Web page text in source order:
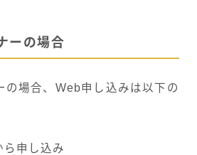
ーの場合
の場合、Web申し込みは以下の
ら申し込み